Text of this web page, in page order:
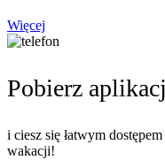
Więcej
Pobierz
i ciesz się łatwym
wakacji!